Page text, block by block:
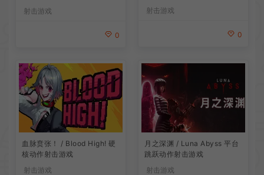
射击游戏
0
射击游戏
射击游戏
0
血脉贲张！ / Blood High! 硬
核动作射击游戏
射击游戏
月之深渊 / Luna Abyss 平台
跳跃动作射击游戏
射击游戏